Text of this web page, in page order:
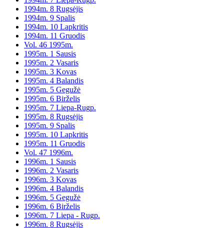
1994m. 8 Rugsėjis
1994m. 9 Spalis
1994m. 10 Lapkritis
1994m. 11 Gruodis
Vol. 46 1995m.
1995m. 1 Sausis
1995m. 2 Vasaris
1995m. 3 Kovas
1995m. 4 Balandis
1995m. 5 Gegužė
1995m. 6 Birželis
1995m. 7 Liepa-Rugp.
1995m. 8 Rugsėjis
1995m. 9 Spalis
1995m. 10 Lapkritis
1995m. 11 Gruodis
Vol. 47 1996m.
1996m. 1 Sausis
1996m. 2 Vasaris
1996m. 3 Kovas
1996m. 4 Balandis
1996m. 5 Gegužė
1996m. 6 Birželis
1996m. 7 Liepa - Rugp.
1996m. 8 Rugsėjis